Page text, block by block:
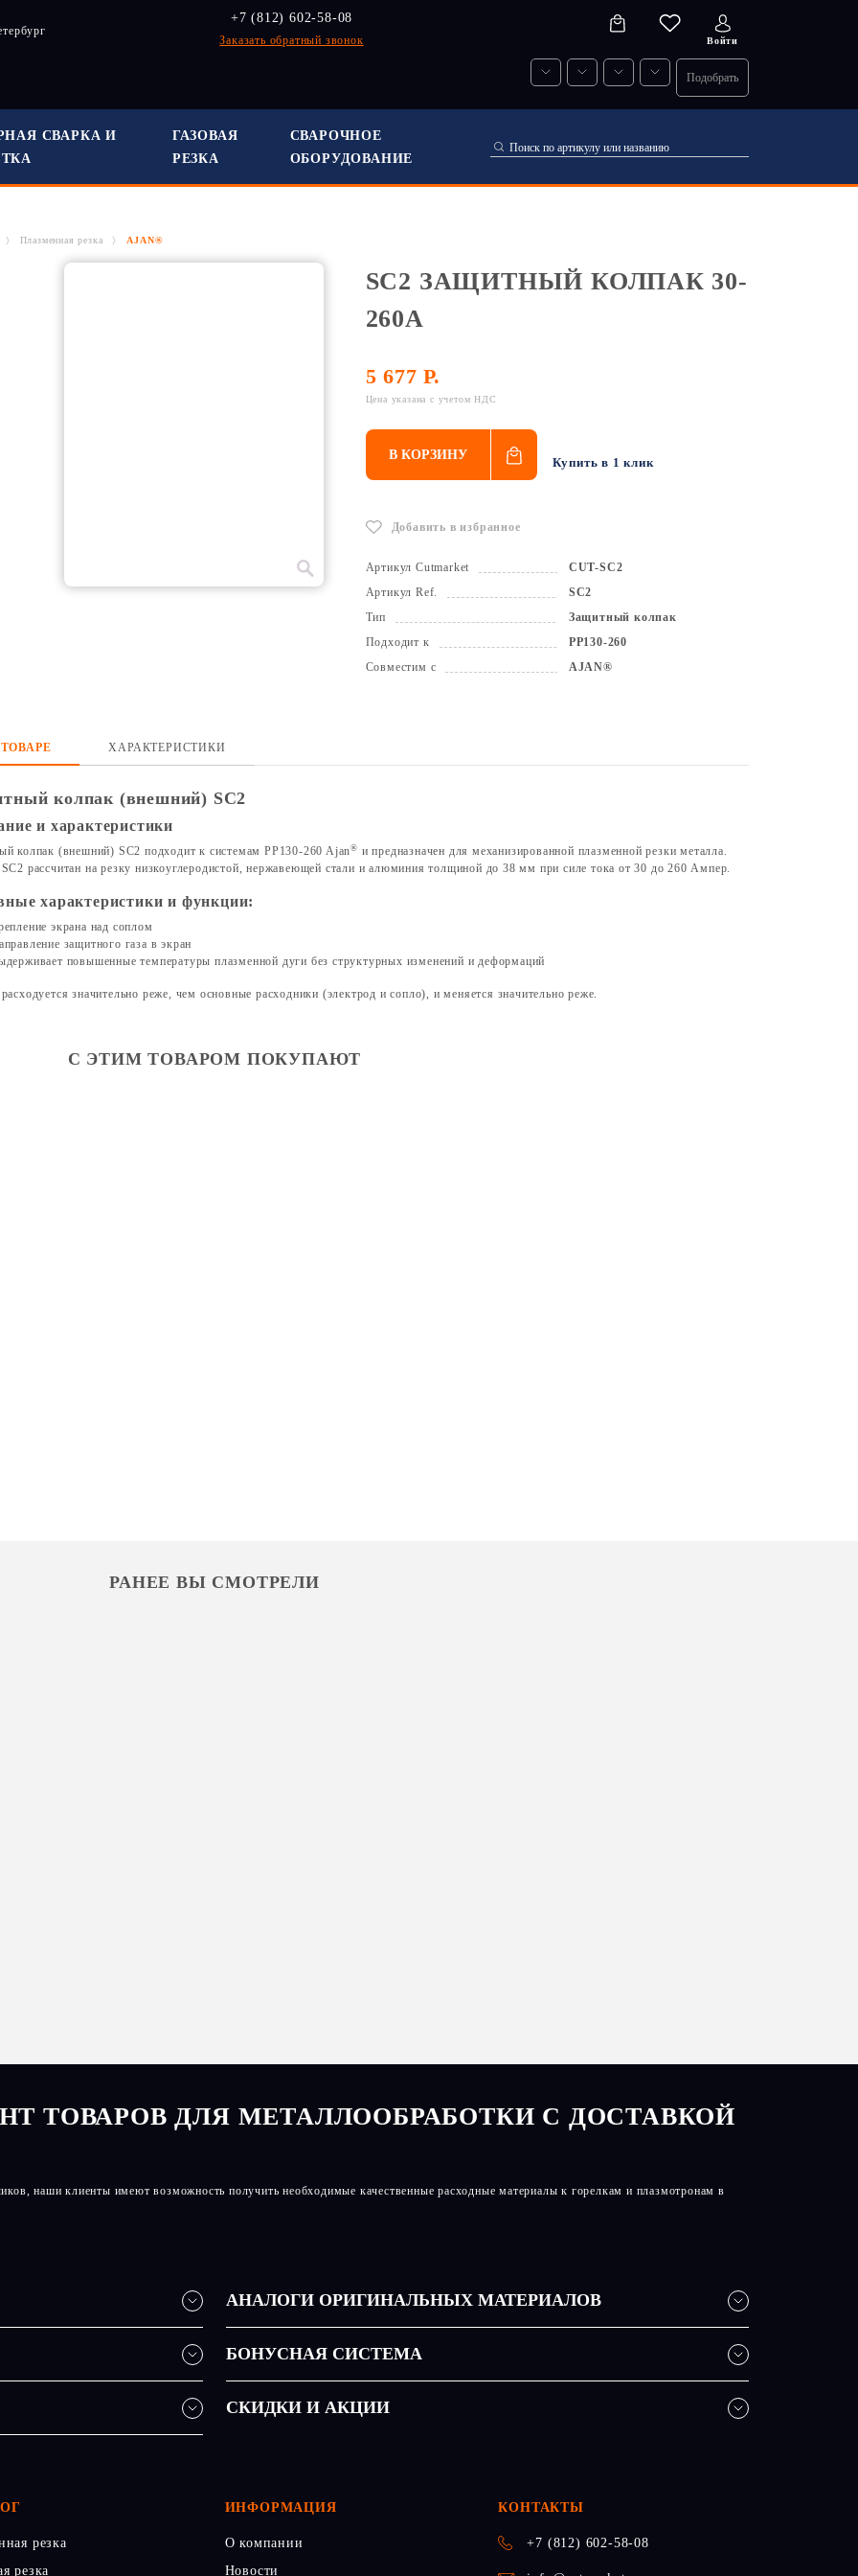
+7 (812) 602-58-08
Заказать обратный звонок Войти
Подобрать
СВАРКА И
ГАЗОВАЯ
РЕЗКА
СВАРОЧНОЕ
ОБОРУДОВАНИЕ
Плазменная резка AJAN®
SC2 ЗАЩИТНЫЙ КОЛПАК 30-
260А
5 677 Р.
Цена указана с учетом НДС
В КОРЗИНУ
Купить в 1 клик
Добавить в избранное
Артикул Cutmarket
СUT-SC2
Артикул Ref.
SC2
Тип
Защитный колпак
Подходит к
PP130-260
Совместим с
AJAN®
ХАРАКТЕРИСТИКИ
колпак (внешний) SC2
и характеристики
колпак (внешний) SC2 подходит к системам PP130-260 Ajan® и предназначен для механизированной плазменной резки металла.
рассчитан на резку низкоуглеродистой, нержавеющей стали и алюминия толщиной до 38 мм при силе тока от 30 до 260 Ампер.
характеристики и функции:
экрана над соплом
защитного газа в экран
повышенные температуры плазменной дуги без структурных изменений и деформаций
значительно реже, чем основные расходники (электрод и сопло), и меняется значительно реже.
С ЭТИМ ТОВАРОМ ПОКУПАЮТ
РАНЕЕ ВЫ СМОТРЕЛИ
ТОВАРОВ ДЛЯ МЕТАЛЛООБРАБОТКИ С ДОСТАВКОЙ
наши клиенты имеют возможность получить необходимые качественные расходные материалы к горелкам и плазмотронам в
АНАЛОГИ ОРИГИНАЛЬНЫХ МАТЕРИАЛОВ
БОНУСНАЯ СИСТЕМА
СКИДКИ И АКЦИИ
резка
резка
ИНФОРМАЦИЯ
О компании
Новости
КОНТАКТЫ
+7 (812) 602-58-08